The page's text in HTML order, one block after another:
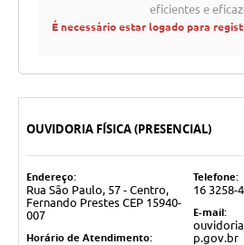
eficientes e
É necessário estar logado para
OUVIDORIA FÍSICA (PRESENCIAL)
Endereço:
Rua São Paulo, 57 - Centro,
Fernando Prestes CEP 15940-
007
Horário de Atendimento:
Telefone:
16 3258-
E-mail:
p.gov.br